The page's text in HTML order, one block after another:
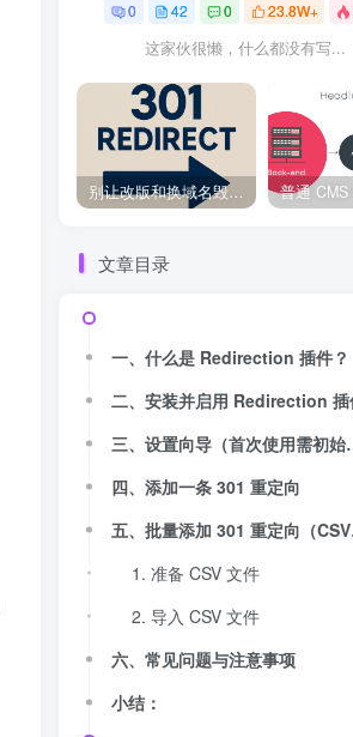
0 42 0 23.8W+
这家伙很懒，什么都没有写...
别让改版和换域名毁了你的 SEO！301 重定向是你的流量保护神
文章目录
一、什么是 Redirection 插件？
二、安装并启用 Redirection 插
三、设
四、添加一条 301 重定向
五
1. 准备 CSV 文件
2. 导入 CSV 文件
六、常见问题与注意事项
小结：